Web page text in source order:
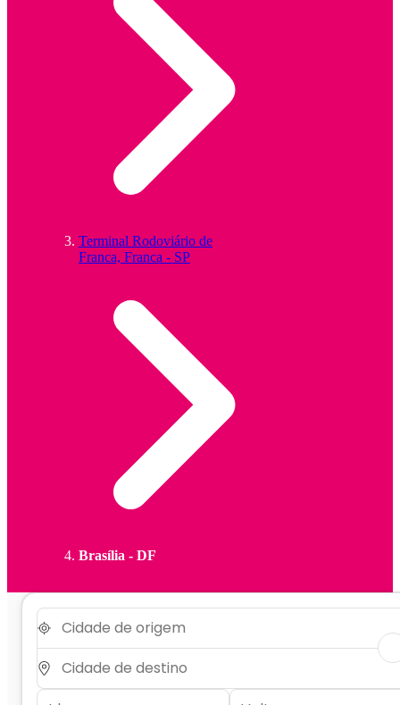
Terminal Rodoviário de
Franca, Franca - SP
Brasília - DF